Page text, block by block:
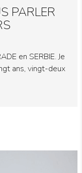
PARLER
en SERBIE. Je
ans, vingt-deux